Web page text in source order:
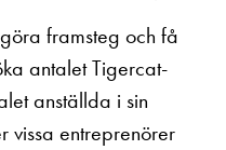
framsteg och få
antalet Tigercat-
anställda i sin
vissa entreprenörer